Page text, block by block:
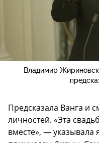
Владимир
Предсказала Ванга и
личностей. «Эта
вместе», — указывала